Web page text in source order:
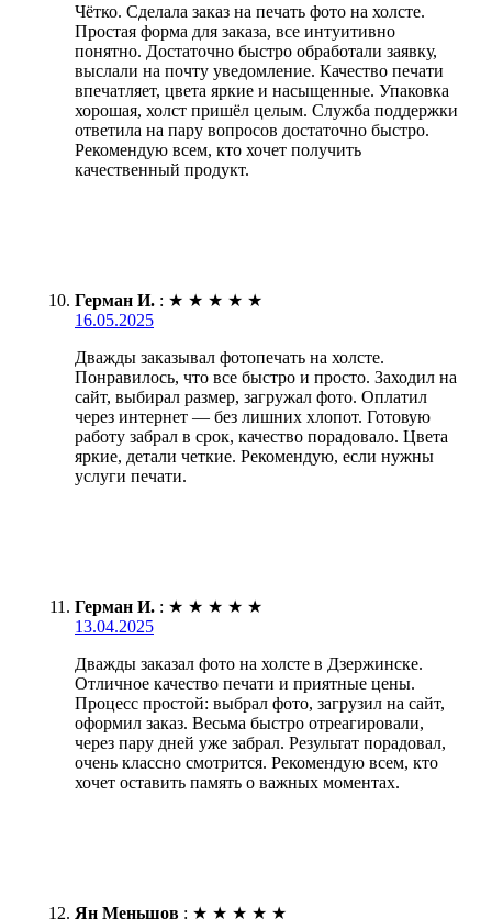
Чётко. Сделала заказ на печать фото на холсте.
Простая форма для заказа, все интуитивно
понятно. Достаточно быстро обработали заявку,
выслали на почту уведомление. Качество печати
впечатляет, цвета яркие и насыщенные. Упаковка
хорошая, холст пришёл целым. Служба поддержки
ответила на пару вопросов достаточно быстро.
Рекомендую всем, кто хочет получить
качественный продукт.
Герман И. : ★ ★ ★ ★ ★
16.05.2025
Дважды заказывал фотопечать на холсте.
Понравилось, что все быстро и просто. Заходил на
сайт, выбирал размер, загружал фото. Оплатил
через интернет — без лишних хлопот. Готовую
работу забрал в срок, качество порадовало. Цвета
яркие, детали четкие. Рекомендую, если нужны
услуги печати.
Герман И. : ★ ★ ★ ★ ★
13.04.2025
Дважды заказал фото на холсте в Дзержинске.
Отличное качество печати и приятные цены.
Процесс простой: выбрал фото, загрузил на сайт,
оформил заказ. Весьма быстро отреагировали,
через пару дней уже забрал. Результат порадовал,
очень классно смотрится. Рекомендую всем, кто
хочет оставить память о важных моментах.
Ян Меньшов : ★ ★ ★ ★ ★